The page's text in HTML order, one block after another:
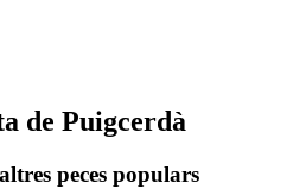
de Puigcerdà
peces populars